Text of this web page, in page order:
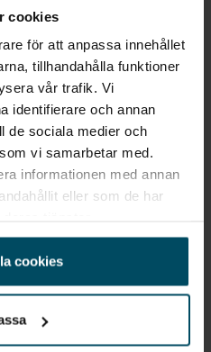
cookies
för att anpassa innehållet
tillhandahålla funktioner
vår trafik. Vi
identifierare och annan
de sociala medier och
vi samarbetar med.
informationen med annan
eller som de har
cookies